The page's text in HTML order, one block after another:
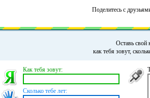
Поделитесь с
Оставь свой
как тебя зовут,
Как тебя зовут:
Сколько тебе лет: